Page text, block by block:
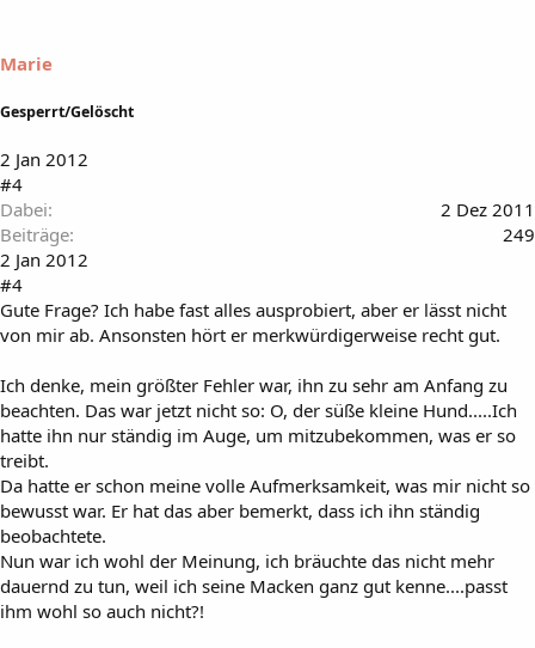
Marie
Gesperrt/Gelöscht
2 Jan 2012
#4
Dabei
2 Dez 2011
Beiträge
249
2 Jan 2012
#4
Gute Frage? Ich habe fast alles ausprobiert, aber er lässt nicht
von mir ab. Ansonsten hört er merkwürdigerweise recht gut.
Ich denke, mein größter Fehler war, ihn zu sehr am Anfang zu
beachten. Das war jetzt nicht so: O, der süße kleine Hund.....Ich
hatte ihn nur ständig im Auge, um mitzubekommen, was er so
treibt.
Da hatte er schon meine volle Aufmerksamkeit, was mir nicht so
bewusst war. Er hat das aber bemerkt, dass ich ihn ständig
beobachtete.
Nun war ich wohl der Meinung, ich bräuchte das nicht mehr
dauernd zu tun, weil ich seine Macken ganz gut kenne....passt
ihm wohl so auch nicht?!